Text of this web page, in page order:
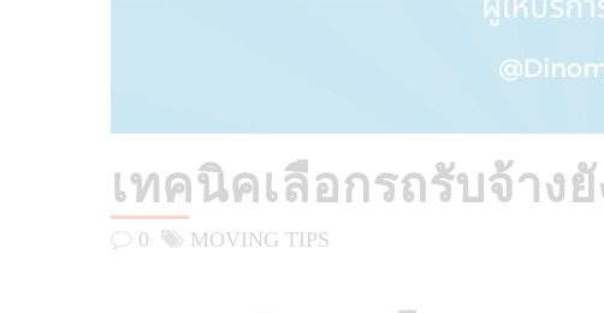
เทคนิคเลือกรถรับจ้าง
0 MOVING TIPS